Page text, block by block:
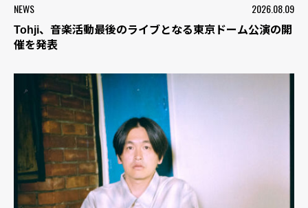
NEWS 2026.08.09
Tohji、音楽活動最後のライブとなる東京ドーム公演の開
催を発表